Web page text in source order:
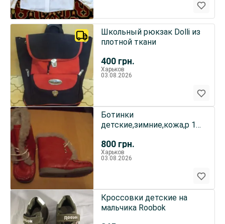
400 грн.
Школьный рюкзак Dolli из
плотной ткани
Харьков
03.08.2026
800 грн.
Ботинки
детские,зимние,кожа,р 16
Харьков
03.08.2026
Кроссовки детские на
мальчика Roobok